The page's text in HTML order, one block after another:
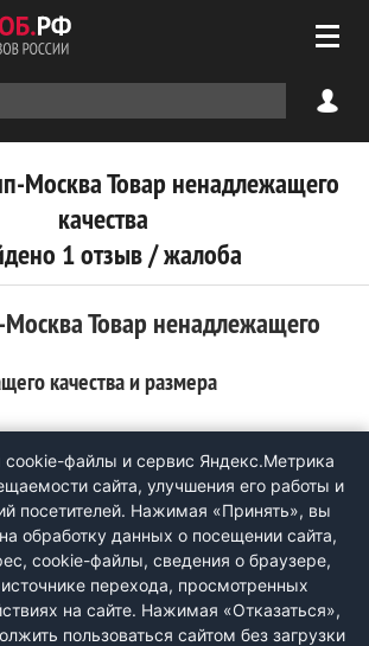
Москва Товар ненадлежащего
качества
1 отзыв / жалоба
Товар ненадлежащего
качества и размера
быть чулки и витамин. Прислали носки
43 и вместо витамина прислали Otium.,
закончился 13.04.25. Прилагаю
Otlum. Разберитесь с продавцом. ...
файлы и сервис Яндекс.Метрика
сайта, улучшения его работы и
посетителей. Нажимая «Принять», вы
обработку данных о посещении сайта,
cookie-файлы, сведения о браузере,
перехода, просмотренных
на сайте. Нажимая «Отказаться»,
пользоваться сайтом без загрузки